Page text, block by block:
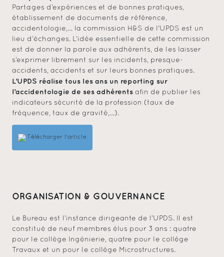
Partages d’expériences et de bonnes pratiques,
établissement de documents de référence,
accidentologie,… la commission H&S de l’UPDS est un
lieu d’échanges. L’idée essentielle de cette commission
est de donner la parole aux adhérents, de les laisser
s’exprimer librement sur les incidents, presque-
accidents, accidents et sur leurs bonnes pratiques.
L’UPDS réalise tous les ans un reporting sur
l’accidentologie de ses adhérents afin de publier les
indicateurs sécurité de la profession (taux de
fréquence, taux de gravité,…).
Télécharger l'article
ORGANISATION & GOUVERNANCE
Le Bureau est l’instance dirigeante de l’UPDS. Il est
constitué de neuf membres élus pour 3 ans : quatre
pour le collège Ingénierie, quatre pour le collège
Travaux et un pour le collège Microstructures.